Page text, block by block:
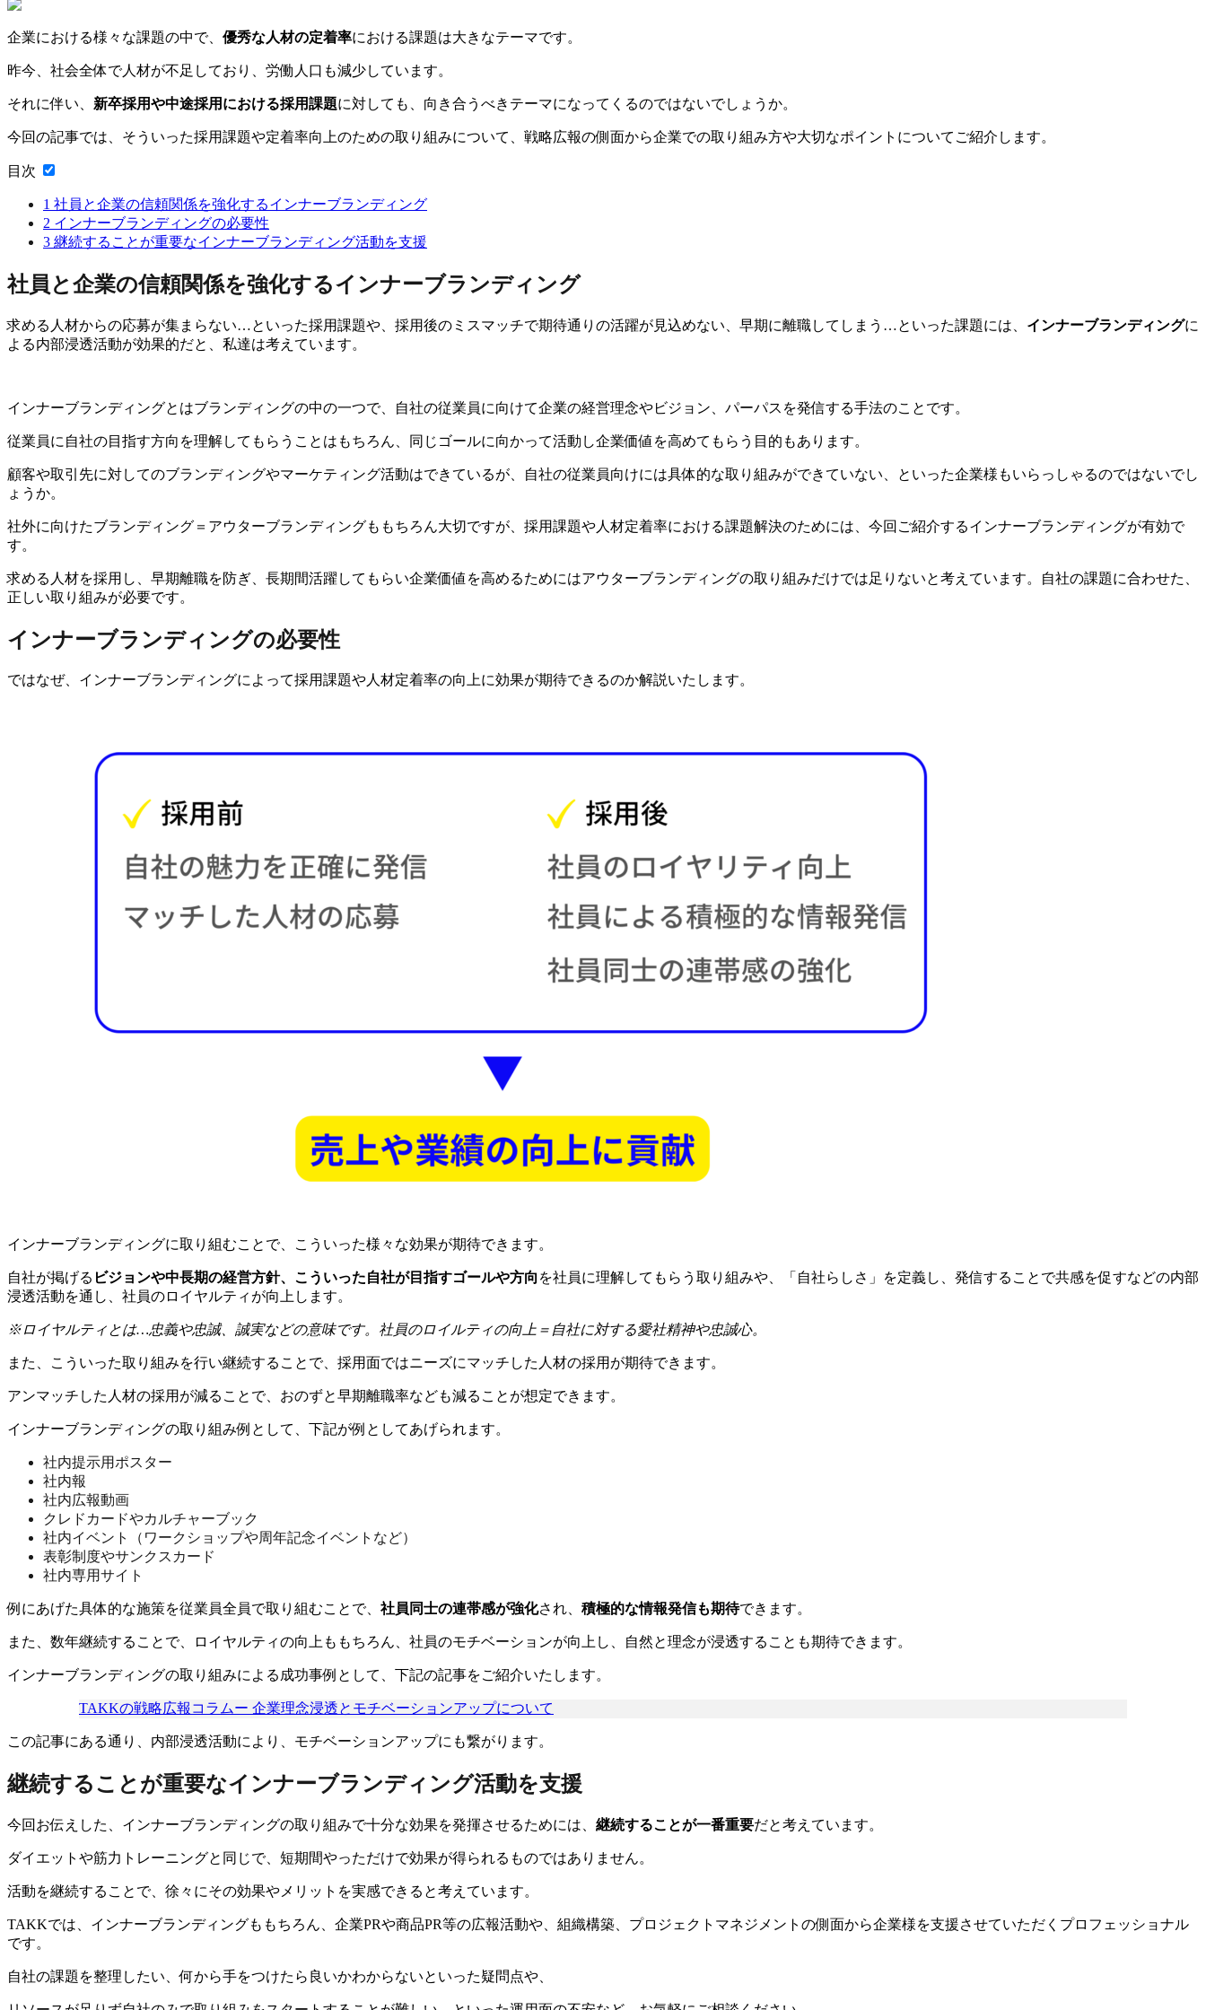
企業における様々な課題の中で、 優秀な人材の定着率における課題は大きなテーマです。
昨今、社会全体で人材が不足しており、労働人口も減少しています。
それに伴い、 新卒採用や中途採用における採用課題に対しても、向き合うべきテーマになってくるのではないでしょうか。
今回の記事では、そういった採用課題や定着率向上のための取り組みについて、戦略広報の側面から企業での取り組み方や大切なポイントについてご紹介します。
目次
1 社員と企業の信頼関係を強化するインナーブランディング
2 インナーブランディングの必要性
3 継続することが重要なインナーブランディング活動を支援
社員と企業の信頼関係を強化するインナーブランディング
求める人材からの応募が集まらない…といった採用課題や、採用後のミスマッチで期待通りの活躍が見込めない、早期に離職してしまう…といった課題には、 インナーブランディングに
よる内部浸透活動が効果的だと、私達は考えています。
インナーブランディングとはブランディングの中の一つで、自社の従業員に向けて企業の経営理念やビジョン、パーパスを発信する手法のことです。
従業員に自社の目指す方向を理解してもらうことはもちろん、同じゴールに向かって活動し企業価値を高めてもらう目的もあります。
顧客や取引先に対してのブランディングやマーケティング活動はできているが、自社の従業員向けには具体的な取り組みができていない、といった企業様もいらっしゃるのではないでし
ょうか。
社外に向けたブランディング＝アウターブランディングももちろん大切ですが、採用課題や人材定着率における課題解決のためには、今回ご紹介するインナーブランディングが有効で
す。
求める人材を採用し、早期離職を防ぎ、長期間活躍してもらい企業価値を高めるためにはアウターブランディングの取り組みだけでは足りないと考えています。自社の課題に合わせた、
正しい取り組みが必要です。
インナーブランディングの必要性
ではなぜ、インナーブランディングによって採用課題や人材定着率の向上に効果が期待できるのか解説いたします。
インナーブランディングに取り組むことで、こういった様々な効果が期待できます。
自社が掲げる ビジョンや中長期の経営方針、こういった自社が目指すゴールや方向 を社員に理解してもらう取り組みや、「自社らしさ」を定義し、発信することで共感を促すなどの内部
浸透活動を通し、社員のロイヤルティが向上します。
※ロイヤルティとは…忠義や忠誠、誠実などの意味です。社員のロイルティの向上＝自社に対する愛社精神や忠誠心。
また、こういった取り組みを行い継続することで、採用面ではニーズにマッチした人材の採用が期待できます。
アンマッチした人材の採用が減ることで、おのずと早期離職率なども減ることが想定できます。
インナーブランディングの取り組み例として、下記が例としてあげられます。
社内提示用ポスター
社内報
社内広報動画
クレドカードやカルチャーブック
社内イベント（ワークショップや周年記念イベントなど）
表彰制度やサンクスカード
社内専用サイト
例にあげた具体的な施策を従業員全員で取り組むことで、 社員同士の連帯感が強化され、 積極的な情報発信も期待できます。
また、数年継続することで、ロイヤルティの向上ももちろん、社員のモチベーションが向上し、自然と理念が浸透することも期待できます。
インナーブランディングの取り組みによる成功事例として、下記の記事をご紹介いたします。
TAKKの戦略広報コラムー 企業理念浸透とモチベーションアップについて
この記事にある通り、内部浸透活動により、モチベーションアップにも繋がります。
継続することが重要なインナーブランディング活動を支援
今回お伝えした、インナーブランディングの取り組みで十分な効果を発揮させるためには、 継続することが一番重要だと考えています。
ダイエットや筋力トレーニングと同じで、短期間やっただけで効果が得られるものではありません。
活動を継続することで、徐々にその効果やメリットを実感できると考えています。
TAKKでは、インナーブランディングももちろん、企業PRや商品PR等の広報活動や、組織構築、プロジェクトマネジメントの側面から企業様を支援させていただくプロフェッショナル
です。
自社の課題を整理したい、何から手をつけたら良いかわからないといった疑問点や、